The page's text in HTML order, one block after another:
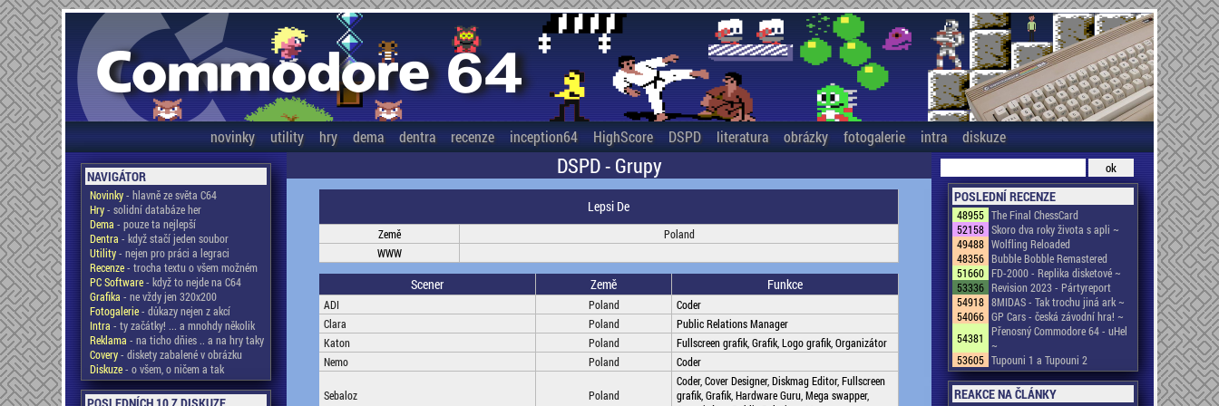
novinky utility hry dema dentra recenze inception64 HighScore DSPD literatura obrázky fotogalerie intra diskuze
NAVIGÁTOR
Novinky- hlavně ze světa C64
Hry- solidní databáze her
Dema - pouze ta nejlepší
Dentra - když stačí jeden soubor
Utility- nejen pro práci a legraci
Recenze- trocha textu o všem možném
PC Software- když to nejde na C64
Grafika - ne vždy jen 320x200
Fotogalerie- důkazy nejen z akcí
Intra - ty začátky! ... a mnohdy několik
Reklama - na ticho dňies .. a na hry taky
Covery- diskety zabalené v obrázku
Diskuze- o všem, o ničem a tak
DSPD - Grupy
Lepsi De
Země
Poland
WWW
Scener Země Funkce
ADI Poland
Coder
Clara
Poland
Public Relations Manager
Katon
Poland
Fullscreen grafik, Grafik, Logo grafik, Organizátor
Nemo
Poland Coder
Sebaloz Poland
Coder, Cover Designer, Diskmag Editor, Fullscreen
grafik, Grafik, Hardware Guru, Mega swapper,
POSLEDNÍ RECENZE
48955 The Final ChessCard
52158 Skoro dva roky života s apli ~
49488 Wolfling Reloaded
48356 Bubble Bobble Remastered
51660 FD-2000 - Replika disketové ~
53336 Revision 2023 - Pártyreport
54918 8MIDAS - Tak trochu jiná ark ~
54066 GP Cars - česká závodní hra! ~
54381
Přenosný Commodore 64 - uHel
~
53605 Tupouni 1 a Tupouni 2
REAKCE NA ČLÁNKY